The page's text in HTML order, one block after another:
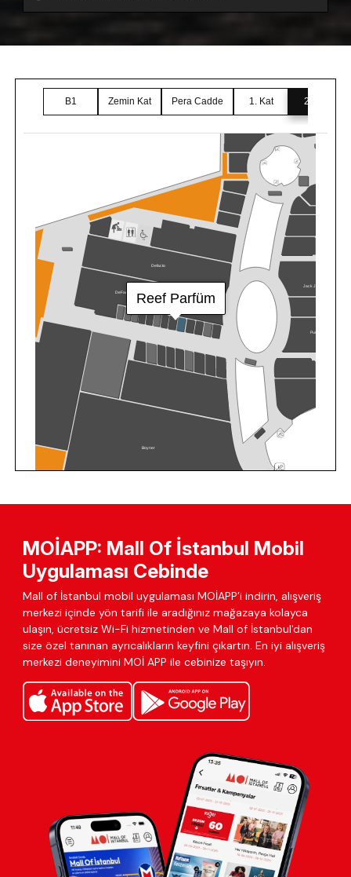
MOİAPP: Mall Of İstanbul Mobil
Uygulaması Cebinde
Mall of İstanbul mobil uygulaması MOİAPP’i indirin, alışveriş
merkezi içinde yön tarifi ile aradığınız mağazaya kolayca
ulaşın, ücretsiz Wi-Fi hizmetinden ve Mall of İstanbul'dan
size özel tanınan ayrıcalıkların keyfini çıkartın. En iyi alışveriş
merkezi deneyimini MOİ APP ile cebinize taşıyın.